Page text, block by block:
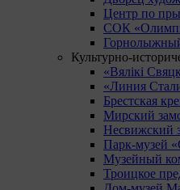
Центр по
СОК
Культурно-
«Вялікі
«Линия
Брестская
Мирский
Несвижский
Парк-музей
Музейный
Троицкое